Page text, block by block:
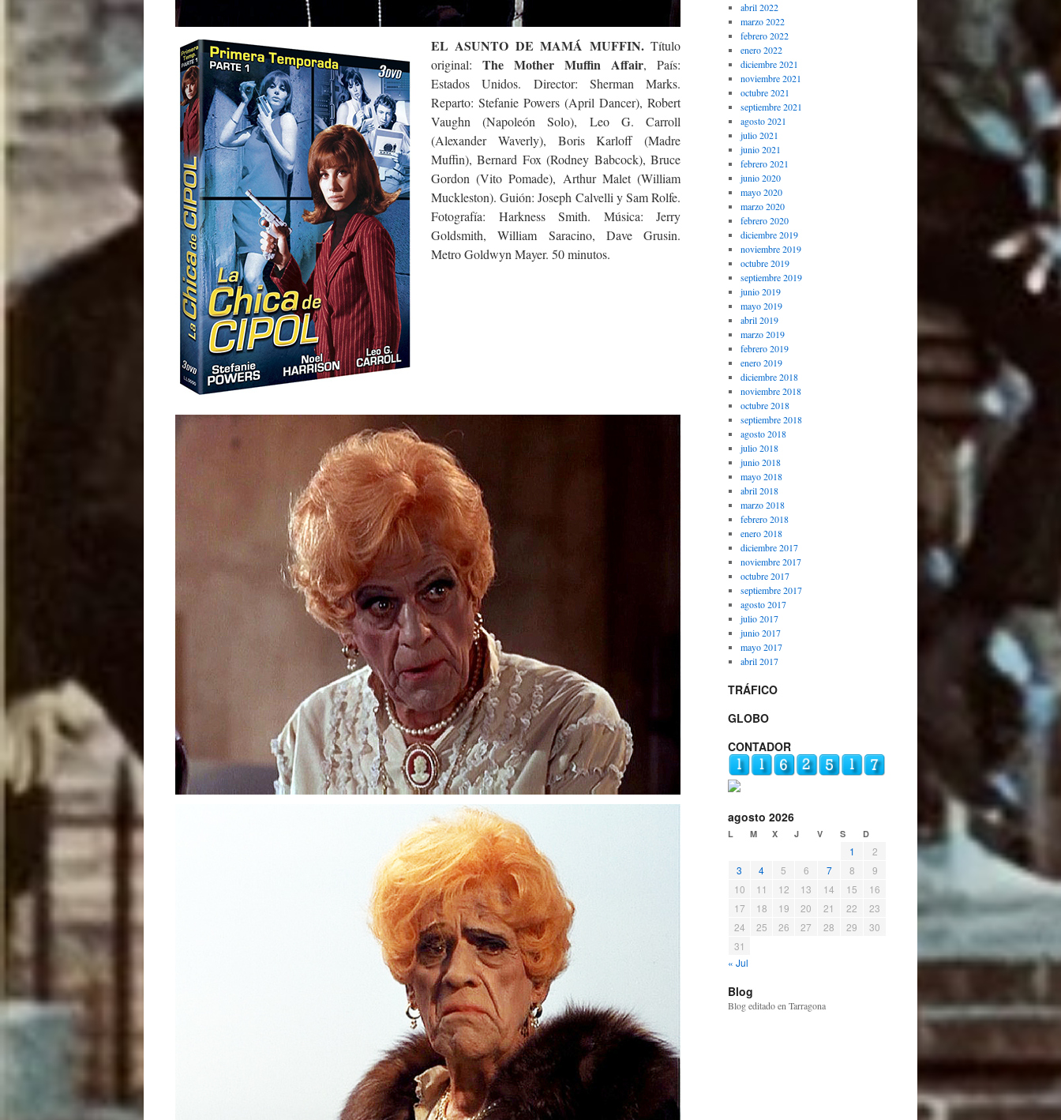
EL ASUNTO DE MAMÁ MUFFIN.Título
original: The Mother Muffin Affair, País:
Estados Unidos. Director: Sherman Marks.
Reparto: Stefanie Powers (April Dancer), Robert
Vaughn (Napoleón Solo), Leo G. Carroll
(Alexander Waverly), Boris Karloff (Madre
Muffin), Bernard Fox (Rodney Babcock), Bruce
Gordon (Vito Pomade), Arthur Malet (William
Muckleston). Guión: Joseph Calvelli y Sam Rolfe.
Fotografía: Harkness Smith. Música: Jerry
Goldsmith, William Saracino, Dave Grusin.
Metro Goldwyn Mayer. 50 minutos.
abril 2022
marzo 2022
febrero 2022
enero 2022
diciembre 2021
noviembre 2021
octubre 2021
septiembre 2021
agosto 2021
julio 2021
junio 2021
febrero 2021
junio 2020
mayo 2020
marzo 2020
febrero 2020
diciembre 2019
noviembre 2019
octubre 2019
septiembre 2019
junio 2019
mayo 2019
abril 2019
marzo 2019
febrero 2019
enero 2019
diciembre 2018
noviembre 2018
octubre 2018
septiembre 2018
agosto 2018
julio 2018
junio 2018
mayo 2018
abril 2018
marzo 2018
febrero 2018
enero 2018
diciembre 2017
noviembre 2017
octubre 2017
septiembre 2017
agosto 2017
julio 2017
junio 2017
mayo 2017
abril 2017
TRÁFICO
GLOBO
CONTADOR
agosto 2026
L M X J V S D
1
2
3
4 5 6 7 8
9
10
11 12 13 14 15
16
17
18 19 20 21 22
23
24
25 26 27 28 29
30
31
« Jul
Blog
Blog editado en Tarragona